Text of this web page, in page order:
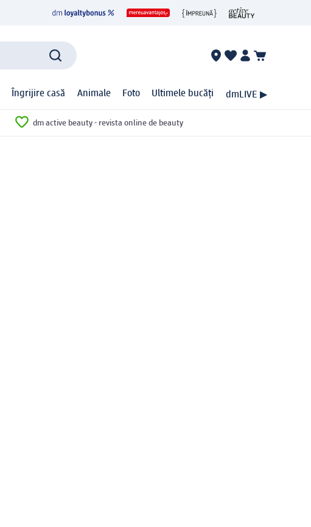
Îngrijire casă Animale Foto Ultimele bucăți dmLIVE ▶
dm active beauty - revista online de beauty